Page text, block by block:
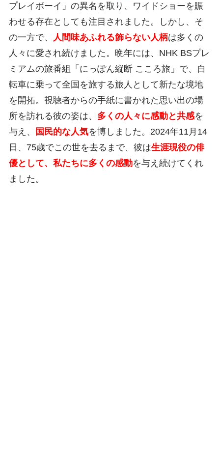
プレイボーイ」の異名を取り、ワイドショーを賑
わせる存在としても注目されました。しかし、そ
の一方で、
人間味あふれる飾らない人柄は多くの
人々に愛され続けました。晩年には、NHK BSプレ
ミアムの旅番組「にっぽん縦断 こころ旅」で、自
転車に乗って全国を旅する旅人として新たな境地
を開拓。視聴者からの手紙に書かれた思い出の場
所を訪れる彼の姿は、 多くの人々に感動と共感を
与え、
国民的な人気を博しました。2024年11月14
日、75歳でこの世を去るまで、彼は生涯現役の俳
優として、私たちに多くの感動を与え続けてくれ
ました。